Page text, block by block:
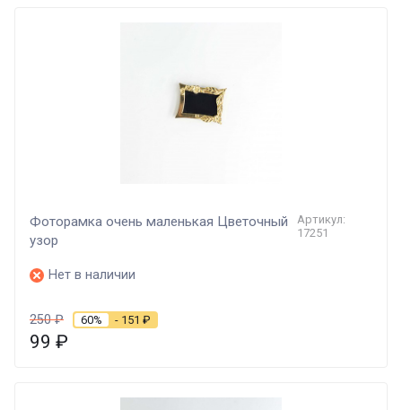
Фоторамка очень маленькая Цветочный
узор
Артикул:
17251
Нет в наличии
250₽ 60% - 151 ₽
99 ₽